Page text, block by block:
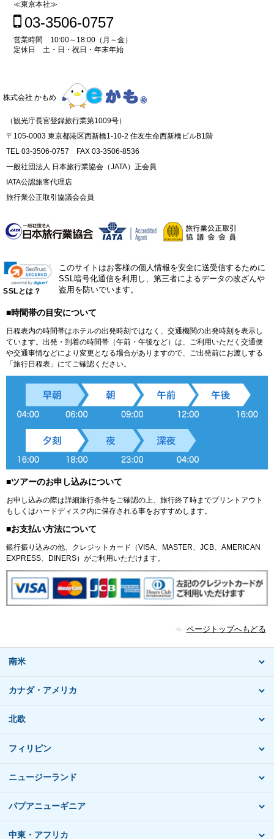
≪東京本社≫
03-3506-0757
営業時間 10:00～18:00（月～金）
定休日 土・日・祝日・年末年始
株式会社 かもめ
（観光庁長官登録旅行業第1009号）
〒105-0003 東京都港区西新橋1-10-2 住友生命西新橋ビルB1階
TEL 03-3506-0757 FAX 03-3506-8536
一般社団法人 日本旅行業協会（JATA）正会員
IATA公認旅客代理店
旅行業公正取引協議会会員
SSLとは？
このサイトはお客様の個人情報を安全に送受信するために
SSL暗号化通信を利用し、第三者によるデータの改ざんや
盗用を防いでいます。
■時間帯の目安について
日程表内の時間帯はホテルの出発時刻ではなく、交通機関の出発時刻を表示し
ています。出発・到着の時間帯（午前・午後など）は、ご利用いただく交通便
や交通事情などにより変更となる場合がありますので、ご出発前にお渡しする
「旅行日程表」にてご確認ください。
■ツアーのお申し込みについて
お申し込みの際は詳細旅行条件をご確認の上、旅行終了時までプリントアウト
もしくはハードディスク内に保存される事をおすすめします。
■お支払い方法について
銀行振り込みの他、クレジットカード（VISA、MASTER、JCB、AMERICAN
EXPRESS、DINERS）がご利用いただけます。
ページトップへもどる
南米
カナダ・アメリカ
北欧
フィリピン
ニュージーランド
パプアニューギニア
中東・アフリカ